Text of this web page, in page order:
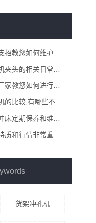
何维护管材冲孔机？
的相关日常知识解说
您如何进行调试？
,有哪些不同的地方？
和维护注意要点有哪些？
和行情非常重要！
​货架冲孔机